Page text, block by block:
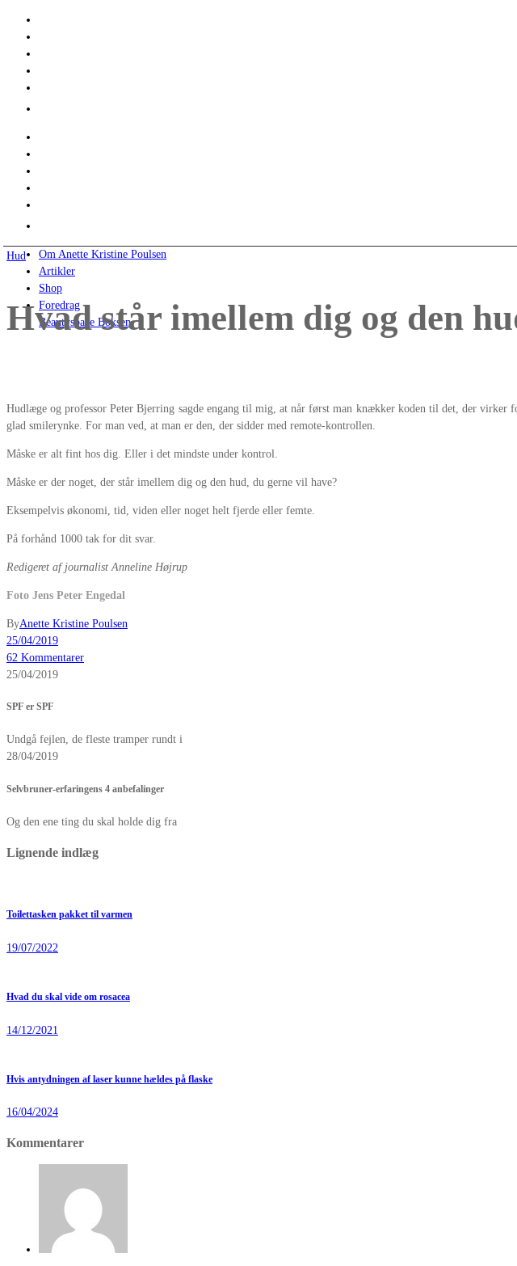
Om Anette Kristine Poulsen
Artikler
Shop
Foredrag
Beautyspace Boksen
Hud
Hvad står imellem dig og den
Hudlæge og professor Peter Bjerring sagde engang til mig, at når først man knækker koden til det, der
glad smilerynke. For man ved, at man er den, der sidder med remote-kontrollen.
Måske er alt fint hos dig. Eller i det mindste under kontrol.
Måske er der noget, der står imellem dig og den hud, du gerne vil have?
Eksempelvis økonomi, tid, viden eller noget helt fjerde eller femte.
På forhånd 1000 tak for dit svar.
Redigeret af journalist Anneline Højrup
Foto Jens Peter Engedal
ByAnette Kristine Poulsen
25/04/2019
62 Kommentarer
25/04/2019
SPF er SPF
Undgå fejlen, de fleste tramper rundt i
28/04/2019
Selvbruner-erfaringens 4 anbefalinger
Og den ene ting du skal holde dig fra
Lignende indlæg
Toilettasken pakket til varmen
19/07/2022
Hvad du skal vide om rosacea
14/12/2021
Hvis antydningen af laser kunne hældes på flaske
16/04/2024
Kommentarer